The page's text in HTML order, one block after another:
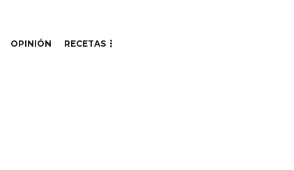
OPINIÓN RECETAS